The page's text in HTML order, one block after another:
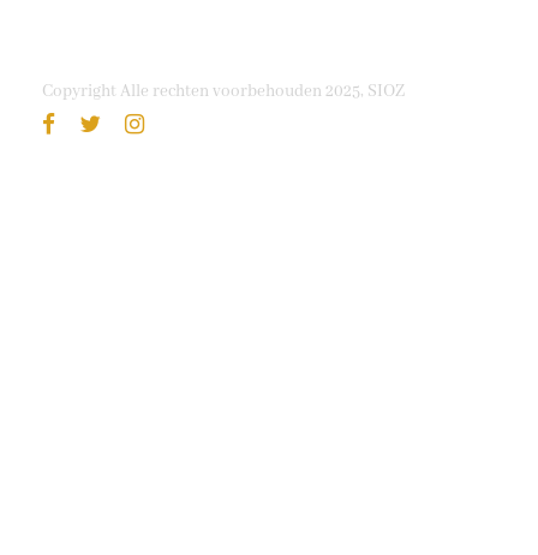
Copyright Alle rechten voorbehouden 2025, SIOZ